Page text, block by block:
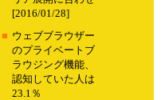
[2016/01/28]
■ ウェブブラウザー
のプライベートブ
ラウジング機能、
認知していた人は
23.1％